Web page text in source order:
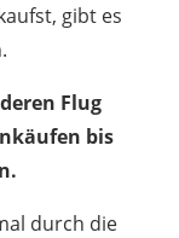
gibt es
Flug
bis
durch die